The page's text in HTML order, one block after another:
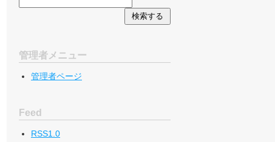
管理者メニュー
管理者ページ
Feed
RSS1.0